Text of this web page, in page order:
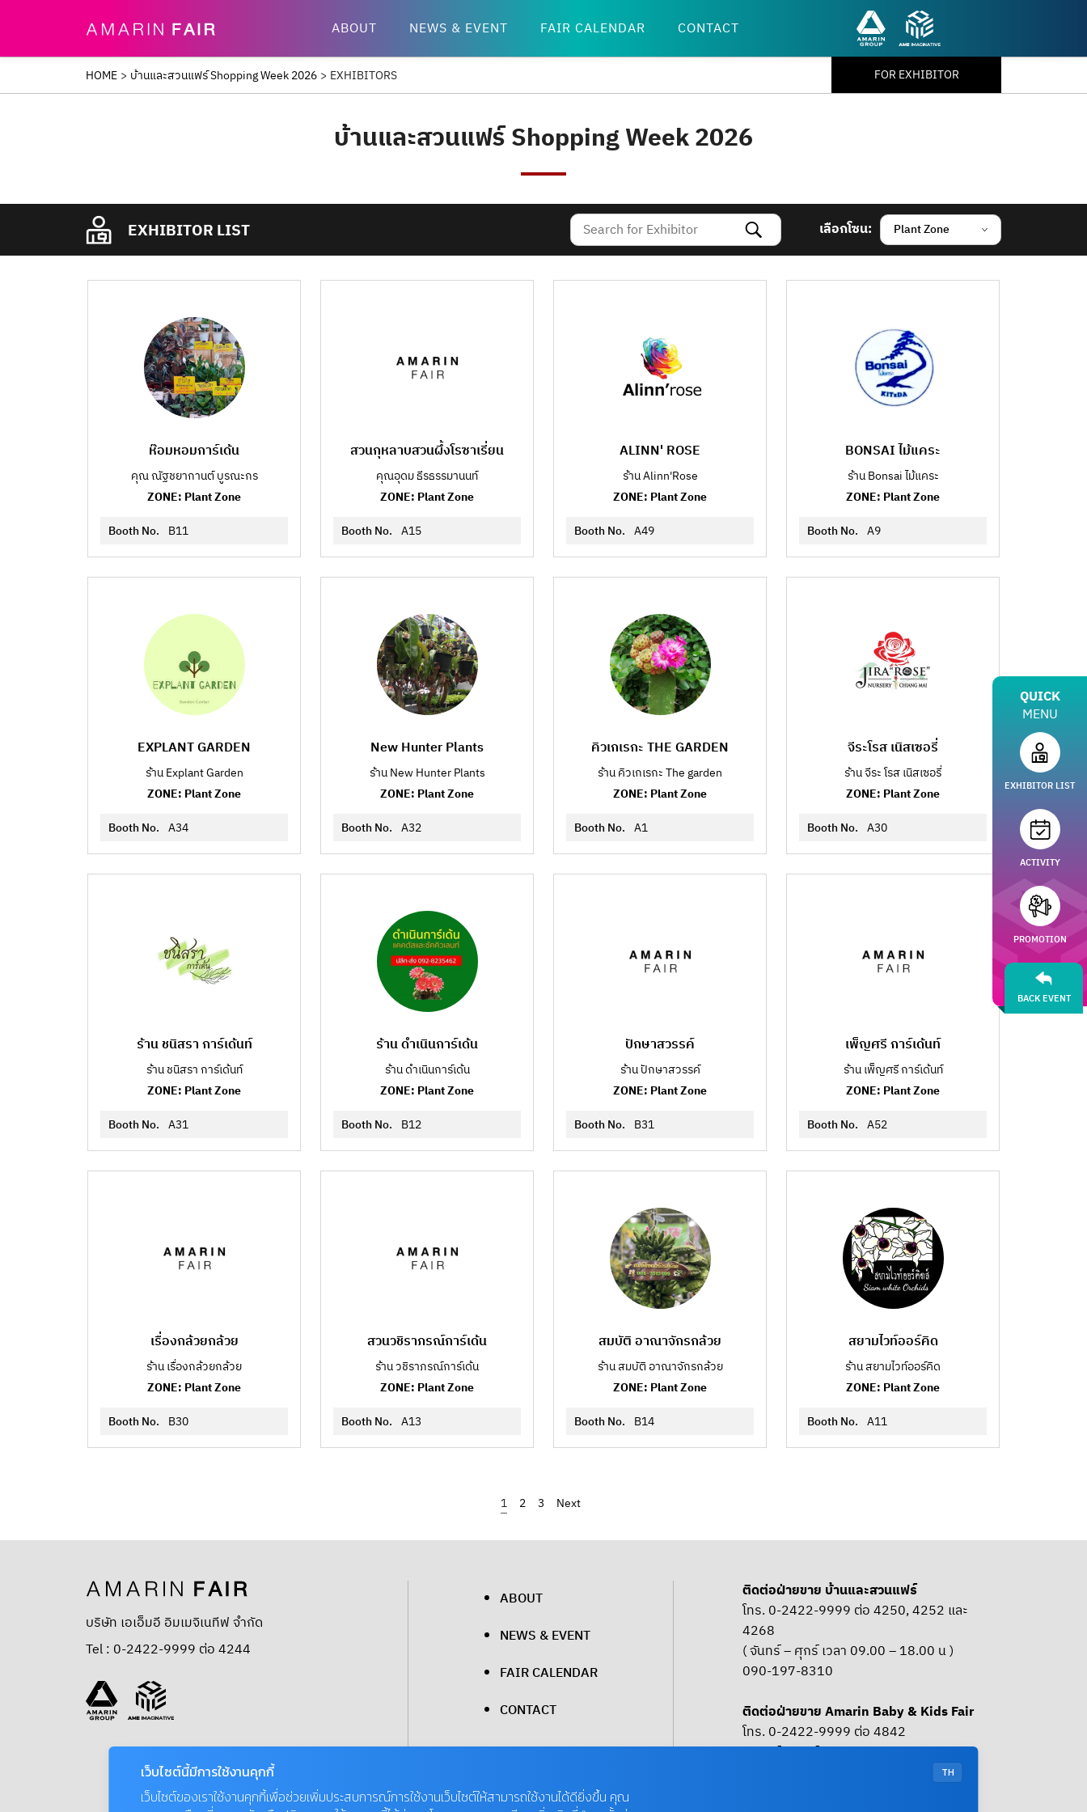
ABOUT NEWS & EVENT FAIR CALENDAR CONTACT
HOME > บ้านและสวนแฟร์ Shopping Week 2026 > EXHIBITORS FOR EXHIBITOR
บ้านและสวนแฟร์ Shopping Week 2026
EXHIBITOR LIST เลือกโซน: Plant Zone
ห๊อมหอมการ์เด้น
คุณ ณัฐชยากานต์ บูรณะกร
ZONE: Plant Zone
Booth No. B11
สวนกุหลาบสวนผึ้งโรซาเรี่ยน
คุณอุดม ธีรธรรมานนท์
ZONE: Plant Zone
Booth No. A15
ALINN' ROSE
ร้าน Alinn'Rose
ZONE: Plant Zone
Booth No. A49
BONSAI ไม้แคระ
ร้าน Bonsai ไม้แคระ
ZONE: Plant Zone
Booth No. A9
EXPLANT GARDEN
ร้าน Explant Garden
ZONE: Plant Zone
Booth No. A34
New Hunter Plants
ร้าน New Hunter Plants
ZONE: Plant Zone
Booth No. A32
คิวเกเรกะ THE GARDEN
ร้าน คิวเกเรกะ The garden
ZONE: Plant Zone
Booth No. A1
จีระโรส เนิสเซอรี่
ร้าน จีระ โรส เนิสเซอรี่
ZONE: Plant Zone
Booth No. A30
ร้าน ชนิสรา การ์เด้นท์
ร้าน ชนิสรา การ์เด้นท์
ZONE: Plant Zone
Booth No. A31
ร้าน ดำเนินการ์เด้น
ร้าน ดำเนินการ์เด้น
ZONE: Plant Zone
Booth No. B12
ปักษาสวรรค์
ร้าน ปักษาสวรรค์
ZONE: Plant Zone
Booth No. B31
เพ็ญศรี การ์เด้นท์
ร้าน เพ็ญศรี การ์เด้นท์
ZONE: Plant Zone
Booth No. A52
เรื่องกล้วยกล้วย
ร้าน เรื่องกล้วยกล้วย
ZONE: Plant Zone
Booth No. B30
สวนวชิราภรณ์การ์เด้น
ร้าน วชิราภรณ์การ์เด้น
ZONE: Plant Zone
Booth No. A13
สมบัติ อาณาจักรกล้วย
ร้าน สมบัติ อาณาจักรกล้วย
ZONE: Plant Zone
Booth No. B14
สยามไวท์ออร์คิด
ร้าน สยามไวท์ออร์คิด
ZONE: Plant Zone
Booth No. A11
1 2 3
QUICK
MENU
BACK EVENT
EXHIBITOR LIST
ACTIVITY
PROMOTION
บริษัท เอเอ็มอี อิมเมจิเนทีฟ จำกัด
Tel : 0-2422-9999 ต่อ 4244
ABOUT
NEWS & EVENT
FAIR CALENDAR
CONTACT
ติดต่อฝ่ายขาย บ้านและสวนแฟร์
โทร. 0-2422-9999 ต่อ 4250, 4252 และ
4268
( จันทร์ – ศุกร์ เวลา 09.00 – 18.00 น )
090-197-8310
ติดต่อฝ่ายขาย Amarin Baby & Kids Fair
โทร. 0-2422-9999 ต่อ 4842
( จันทร์ – ศุกร์ เวลา 09.00 – 18.00 น )
TH
เว็บไซต์นี้มีการใช้งานคุกกี้
เว็บไซต์ของเราใช้งานคุกกี้เพื่อช่วยเพิ่มประสบการณ์การใช้งานเว็บไซต์ให้สามารถใช้งานได้ดียิ่งขึ้น คุณ